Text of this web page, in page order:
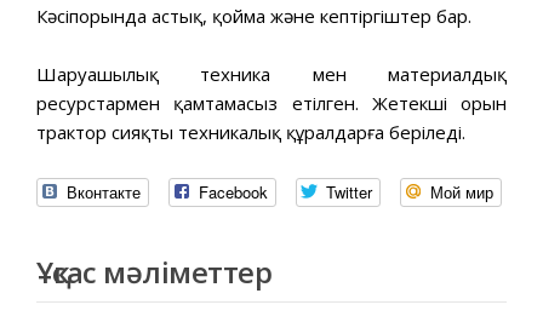
Кәсіпорында астық, қойма және кептіргіштер бар.
Шаруашылық техника мен материалдық
ресурстармен қамтамасыз етілген. Жетекші орын
трактор сияқты техникалық құралдарға беріледі.
Вконтакте Facebook Twitter Мой мир
Ұқсас мәліметтер